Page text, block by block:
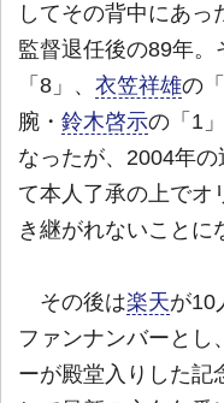
してその背中にあ
監督退任後の89年。
「8」、 衣笠祥雄の
腕・ 鈴木啓示の「1
なったが、2004年の
て本人了承の上でオ
き継がれないことに
その後は楽天が10
ファンナンバーとし、
ーが殿堂入りした記